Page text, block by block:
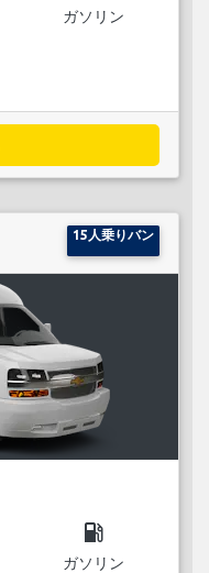
ガソリン
15人乗りバン
local_gas_station
ガソリン